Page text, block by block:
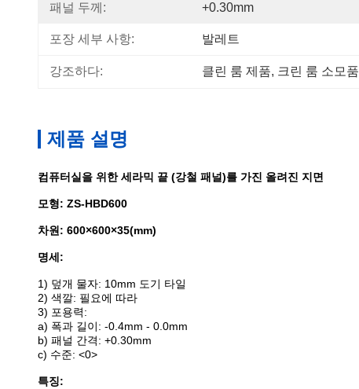
패널 두께: +0.30mm
포장 세부 사항: 발레트
강조하다: 클린 룸 제품, 크린 룸 소모품
제품 설명
컴퓨터실을 위한 세라믹 끝 (강철 패널)를 가진 올려진 지면
모형: ZS-HBD600
차원: 600×600×35(mm)
명세:
1) 덮개 물자: 10mm 도기 타일
2) 색깔: 필요에 따라
3) 포용력:
a) 폭과 길이: -0.4mm - 0.0mm
b) 패널 간격: +0.30mm
c) 수준: <0>
특징: